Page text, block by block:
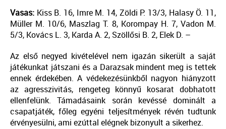
Vasas: Kiss B. 16, Imre M. 14, Zöldi P. 13/3, Halasy Ö. 11,
Müller M. 10/6, Maszlag T. 8, Korompay H. 7, Vadon M.
5/3, Kovács L. 3, Karda A. 2, Szöllősi B. 2, Elek D. –
Az első negyed kivételével nem igazán sikerült a saját
játékunkat játszani és a Darazsak mindent meg is tettek
ennek érdekében. A védekezésünkből nagyon hiányzott
az agresszivitás, rengeteg könnyű kosarat dobhatott
ellenfelünk. Támadásaink során kevéssé dominált a
csapatjáték, főleg egyéni teljesítmények révén tudtunk
érvényesülni, ami ezúttal elégnek bizonyult a sikerhez.